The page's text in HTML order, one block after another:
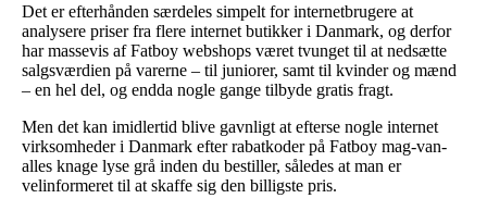
Det er efterhånden særdeles simpelt for internetbrugere at
analysere priser fra flere internet butikker i Danmark, og derfor
har massevis af Fatboy webshops været tvunget til at nedsætte
salgsværdien på varerne – til juniorer, samt til kvinder og mænd
– en hel del, og endda nogle gange tilbyde gratis fragt.
Men det kan imidlertid blive gavnligt at efterse nogle internet
virksomheder i Danmark efter rabatkoder på Fatboy mag-van-
alles knage lyse grå inden du bestiller, således at man er
velinformeret til at skaffe sig den billigste pris.